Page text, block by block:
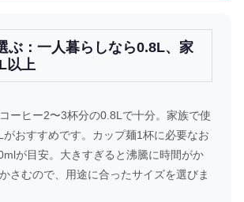
ぶ：一人暮らしなら0.8L、家
以上
ーヒー2〜3杯分の0.8Lで十分。家族で使
がおすすめです。カップ麺1杯に必要なお
が目安。大きすぎると沸騰に時間がか
さむので、用途に合ったサイズを選びま